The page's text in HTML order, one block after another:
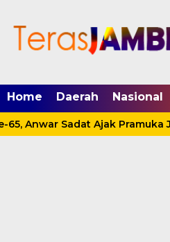
Home Daerah Nasional
Anwar Sadat Ajak Pramuka